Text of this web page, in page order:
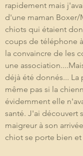
rapidement mais
d'une maman Boxer/
chiots qui étaient
coups de téléphone
la convaincre de les
une
déjà été donnés... La
même pas si la
évidemment elle
santé. J'ai découvert
maigreur à son
chiot se porte bien et